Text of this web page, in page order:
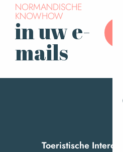
NORMANDISCHE
KNOWHOW
in uw e-
mails
Toeristische